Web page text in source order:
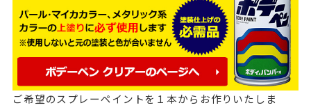
ご希望のスプレーペイントを１本からお作りいたしま